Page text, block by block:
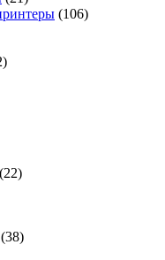
(106)
(22)
(38)